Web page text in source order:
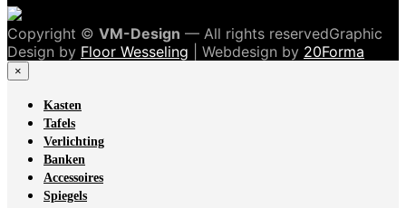
Copyright © VM-Design — All rights reservedGraphic
Design by Floor Wesseling | Webdesign by 20Forma
×
Kasten
Tafels
Verlichting
Banken
Accessoires
Spiegels